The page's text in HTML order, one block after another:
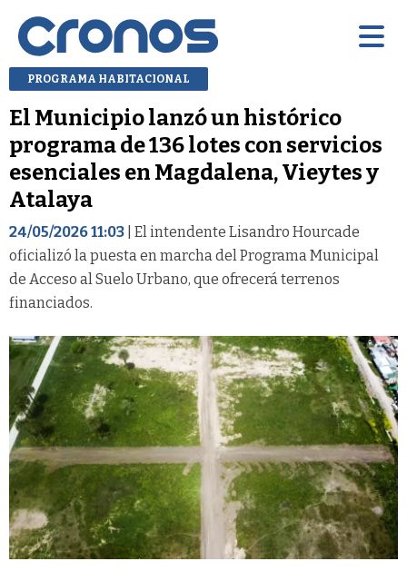
PROGRAMA HABITACIONAL
El Municipio lanzó un histórico
programa de 136 lotes con servicios
esenciales en Magdalena, Vieytes y
Atalaya
24/05/2026 11:03 | El intendente Lisandro Hourcade
oficializó la puesta en marcha del Programa Municipal
de Acceso al Suelo Urbano, que ofrecerá terrenos
financiados.